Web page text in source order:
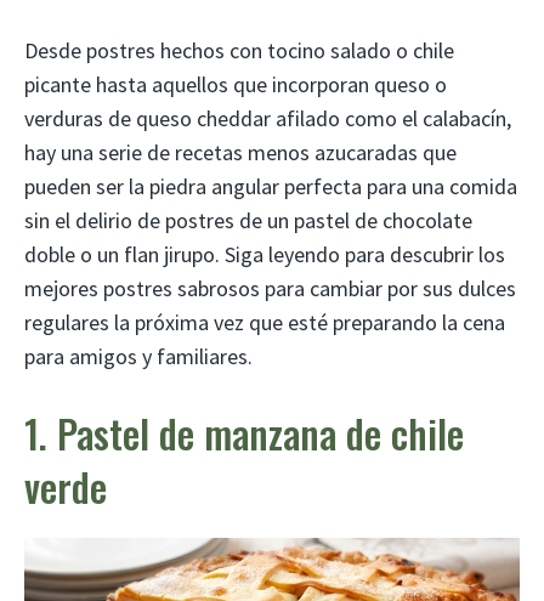
Desde postres hechos con tocino salado o chile
picante hasta aquellos que incorporan queso o
verduras de queso cheddar afilado como el calabacín,
hay una serie de recetas menos azucaradas que
pueden ser la piedra angular perfecta para una comida
sin el delirio de postres de un pastel de chocolate
doble o un flan jirupo. Siga leyendo para descubrir los
mejores postres sabrosos para cambiar por sus dulces
regulares la próxima vez que esté preparando la cena
para amigos y familiares.
1. Pastel de manzana de chile
verde